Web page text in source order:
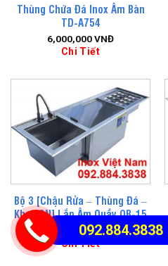
Thùng Chứa Đá Inox Âm Bàn
TD-A754
6,000,000VNĐ
Chi Tiết
Bộ 3 [Chậu Rửa – Thùng Đá –
Khay GN] Lắp Âm Quầy QB-15
13,000,000VNĐ
Chi Tiết
092.884.3838